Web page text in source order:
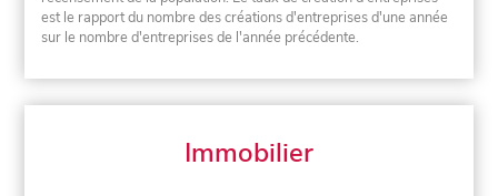
est le rapport du nombre des créations d'entreprises d'une année
sur le nombre d'entreprises de l'année précédente.
Immobilier